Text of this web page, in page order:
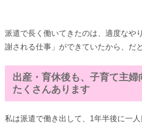
派遣で長く働いてきたのは、適度なや
謝される仕事」ができていたから、だ
出産・育休後も、子育て主婦
たくさんあります
私は派遣で働き出して、1年半後に一人